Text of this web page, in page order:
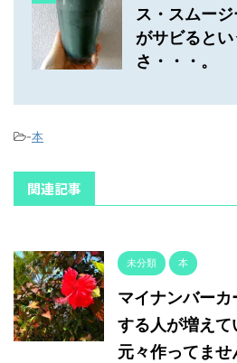
ス・スムー
がサビると
さ・・・。
-本
関連記事
未分類 本
マイナンバー
する人が増えて
元々作ってませ